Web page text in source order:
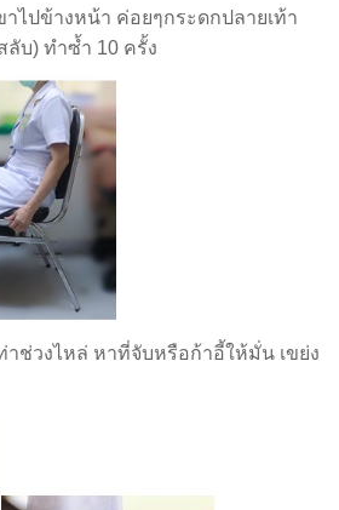
ข้างหน้า ค่อยๆกระดกปลายเท้า
บ) ทำซ้ำ 10 ครั้ง
งไหล่ หาที่จับหรือก้าอี้ให้มั่น เขย่ง